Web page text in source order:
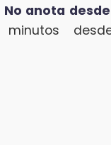
No anota